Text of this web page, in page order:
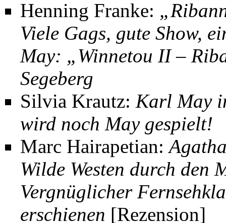
Henning Franke:
Viele Gags, gute Show,
May: „Winnetou II –
Segeberg
Silvia Krautz: Karl May
wird noch May ge­spielt!
Marc Hairapetian:
Wilde Westen durch den
Vergnüglicher
erschienen [Rezension]